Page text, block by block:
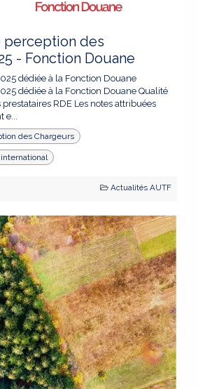
perception des
- Fonction Douane
dédiée à la Fonction Douane
dédiée à la Fonction Douane Qualité
RDE Les notes attribuées
des Chargeurs
Actualités AUTF